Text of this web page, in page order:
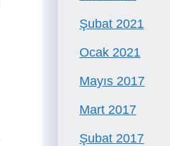
Şubat 2021
Ocak 2021
Mayıs 2017
Mart 2017
Şubat 2017